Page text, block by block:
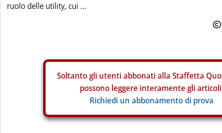
ruolo delle utility, cui ...
Soltanto gli utenti abbonati alla Staffetta
possono leggere interamente gli
Richiedi un abbonamento di prova